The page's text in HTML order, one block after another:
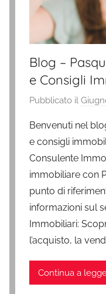
Blog –
e Consigli
Pubblicato il
Benvenuti nel
e consigli
Consulente
immobiliare con
punto di
informazioni sul
Immobiliari:
l’acquisto, la
Continua a